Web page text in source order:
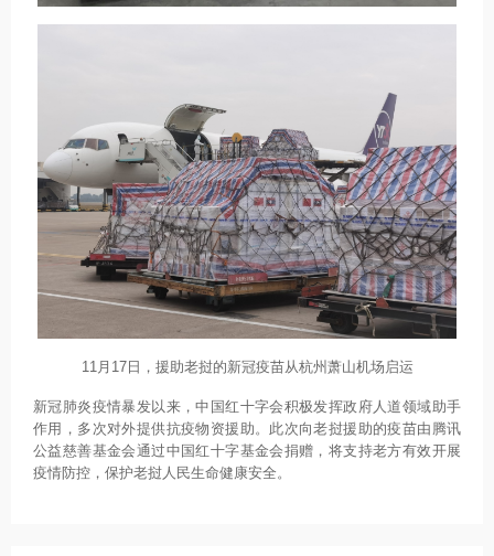
11月17日，援助老挝的新冠疫苗从杭州萧山机场启运
新冠肺炎疫情暴发以来，中国红十字会积极发挥政府人道领域助手
作用，多次对外提供抗疫物资援助。此次向老挝援助的疫苗由腾讯
公益慈善基金会通过中国红十字基金会捐赠，将支持老方有效开展
疫情防控，保护老挝人民生命健康安全。